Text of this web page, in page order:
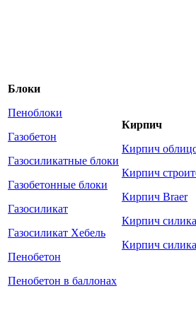
Блоки
Пеноблоки
Газобетон
Газосиликатные блоки
Газобетонные блоки
Газосиликат
Газосиликат Хебель
Пенобетон
Пенобетон в баллонах
Кирпич
Кирпич
Кирпич
Кирпич Braer
Кирпич
Кирпич